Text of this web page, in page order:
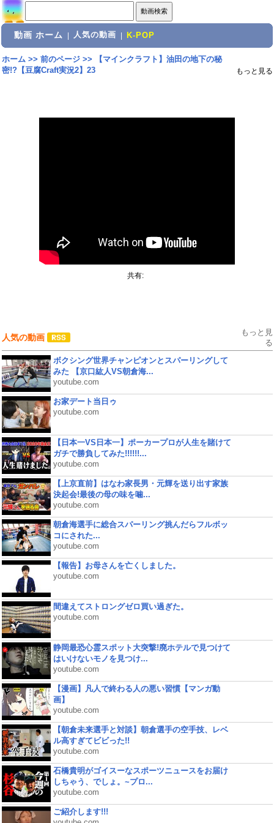
動画 ホーム 人気の動画 K-POP
ホーム>> 前のページ>>
【マインクラフト】油田の地下の秘
密!?【豆腐Craft実況2】23
もっと見る
共有:
人気の動画
もっと見
る
ボクシング世界チャンピオンとスパーリングして
みた 【京口紘人VS朝倉海...
youtube.com
お家デート当日ゥ
youtube.com
【日本一VS日本一】ポーカープロが人生を賭けて
ガチで勝負してみた!!!!!!...
youtube.com
【上京直前】はなわ家長男・元輝を送り出す家族
決起会!最後の母の味を噛...
youtube.com
朝倉海選手に総合スパーリング挑んだらフルボッ
コにされた...
youtube.com
【報告】お母さんを亡くしました。
youtube.com
間違えてストロングゼロ買い過ぎた。
youtube.com
静岡最恐心霊スポット大突撃!廃ホテルで見つけて
はいけないモノを見つけ...
youtube.com
【漫画】凡人で終わる人の悪い習慣【マンガ動
画】
youtube.com
【朝倉未来選手と対談】朝倉選手の空手技、レベ
ル高すぎてビビった!!
youtube.com
石橋貴明がゴイスーなスポーツニュースをお届け
しちゃう、でしょ。~プロ...
youtube.com
ご紹介します!!!